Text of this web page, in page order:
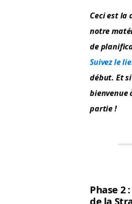
Ceci est la
notre
de
Suiv­ez le
début. Et
bien­v­enue
partie !
Phase 2
de la